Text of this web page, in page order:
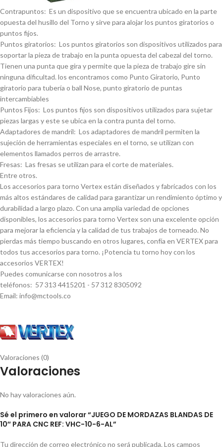
Contrapuntos: Es un dispositivo que se encuentra ubicado en la parte
opuesta del husillo del Torno y sirve para alojar los puntos giratorios o
puntos fijos.
Puntos giratorios: Los puntos giratorios son dispositivos utilizados para
soportar la pieza de trabajo en la punta opuesta del cabezal del torno.
Tienen una punta que gira y permite que la pieza de trabajo gire sin
ninguna dificultad. los encontramos como Punto Giratorio, Punto
giratorio para tuberí­a o ball Nose, punto giratorio de puntas
intercambiables
Puntos Fijos: Los puntos fijos son dispositivos utilizados para sujetar
piezas largas y este se ubica en la contra punta del torno.
Adaptadores de mandril: Los adaptadores de mandril permiten la
sujeción de herramientas especiales en el torno, se utilizan con
elementos llamados perros de arrastre.
Fresas: Las fresas se utilizan para el corte de materiales.
Entre otros.
Los accesorios para torno Vertex están diseñados y fabricados con los
más altos estándares de calidad para garantizar un rendimiento óptimo y
durabilidad a largo plazo. Con una amplia variedad de opciones
disponibles, los accesorios para torno Vertex son una excelente opción
para mejorar la eficiencia y la calidad de tus trabajos de torneado. No
pierdas más tiempo buscando en otros lugares, confí­a en VERTEX para
todos tus accesorios para torno. ¡Potencia tu torno hoy con los
accesorios VERTEX!
Puedes comunicarse con nosotros a los
teléfonos: 57 313 4415201 - 57 312 8305092
Email: info@mctools.co
Valoraciones (0)
Valoraciones
No hay valoraciones aún.
Sé el primero en valorar “JUEGO DE MORDAZAS BLANDAS DE
10″ PARA CNC REF: VHC-10-6-AL”
Tu dirección de correo electrónico no será publicada. Los campos